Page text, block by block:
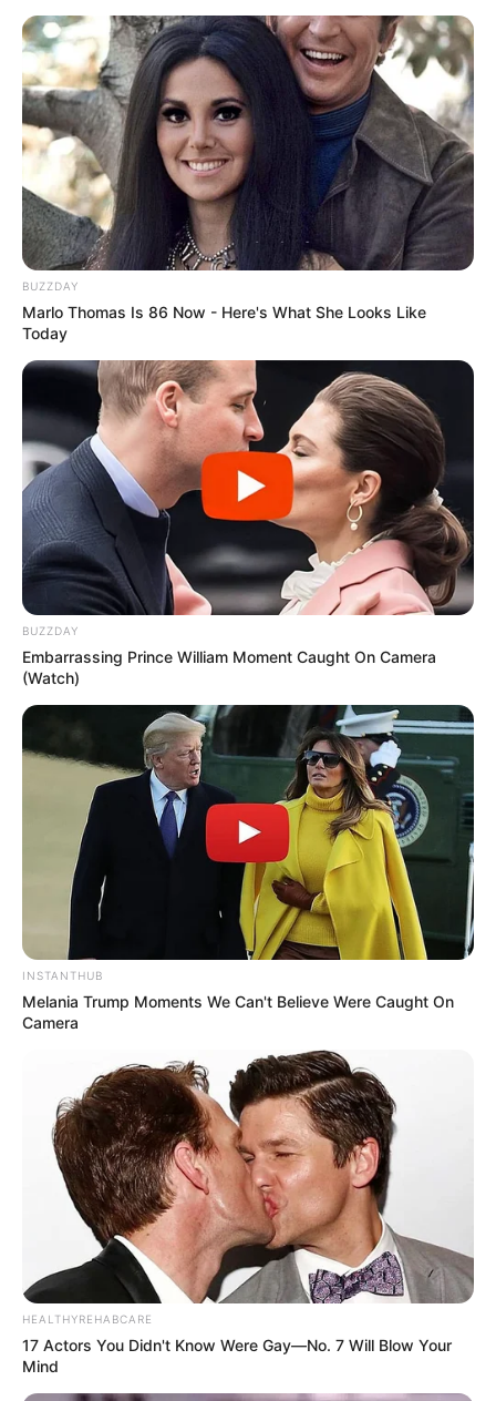
BUZZDAY
Marlo Thomas Is 86 Now - Here's What She Looks Like
Today
BUZZDAY
Embarrassing Prince William Moment Caught On Camera
(Watch)
INSTANTHUB
Melania Trump Moments We Can't Believe Were Caught On
Camera
HEALTHYREHABCARE
17 Actors You Didn't Know Were Gay—No. 7 Will Blow Your
Mind